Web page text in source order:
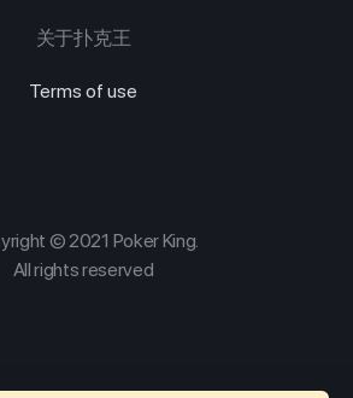
关于扑克王
Terms of use
© 2021 Poker King.
All rights reserved